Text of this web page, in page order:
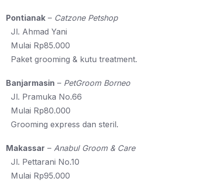
Pontianak – Catzone Petshop
Jl. Ahmad Yani
Mulai Rp85.000
Paket grooming & kutu treatment.
Banjarmasin – PetGroom Borneo
Jl. Pramuka No.66
Mulai Rp80.000
Grooming express dan steril.
Makassar – Anabul Groom & Care
Jl. Pettarani No.10
Mulai Rp95.000